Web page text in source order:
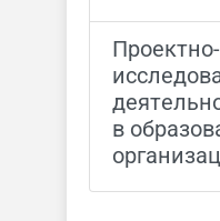
Проектно-
в